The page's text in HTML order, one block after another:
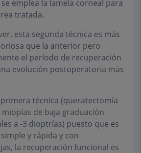
emplea la lamela corneal para
tratada.
esta segunda técnica es más
que la anterior pero
el período de recuperación
evolución postoperatoria más
técnica (queratectomía
de baja graduación
a -3 dioptrías) puesto que es
y rápida y con
la recuperación funcional es